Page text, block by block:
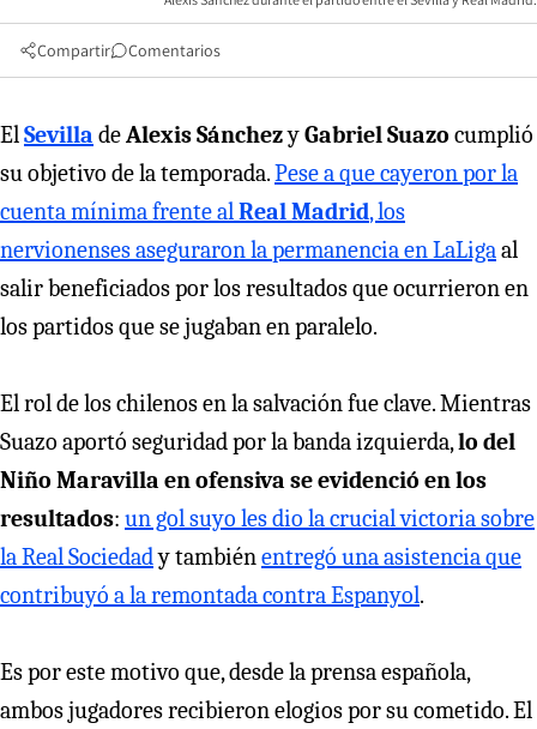
Compartir Comentarios
ElSevilla deAlexis SánchezyGabriel Suazo cumplió
su objetivo de la temporada.Pese a que cayeron por la
cuenta mínima frente alReal Madrid, los
nervionenses aseguraron la permanencia en LaLigaal
salir beneficiados por los resultados que ocurrieron en
los partidos que se jugaban en paralelo.
El rol de los chilenos en la salvación fue clave. Mientras
Suazo aportó seguridad por la banda izquierda,lo del
Niño Maravilla en ofensiva se evidenció en los
resultados: un gol suyo les dio la crucial victoria sobre
la Real Sociedady tambiénentregó una asistencia que
contribuyó a la remontada contra Espanyol.
Es por este motivo que, desde la prensa española,
ambos jugadores recibieron elogios por su cometido. El